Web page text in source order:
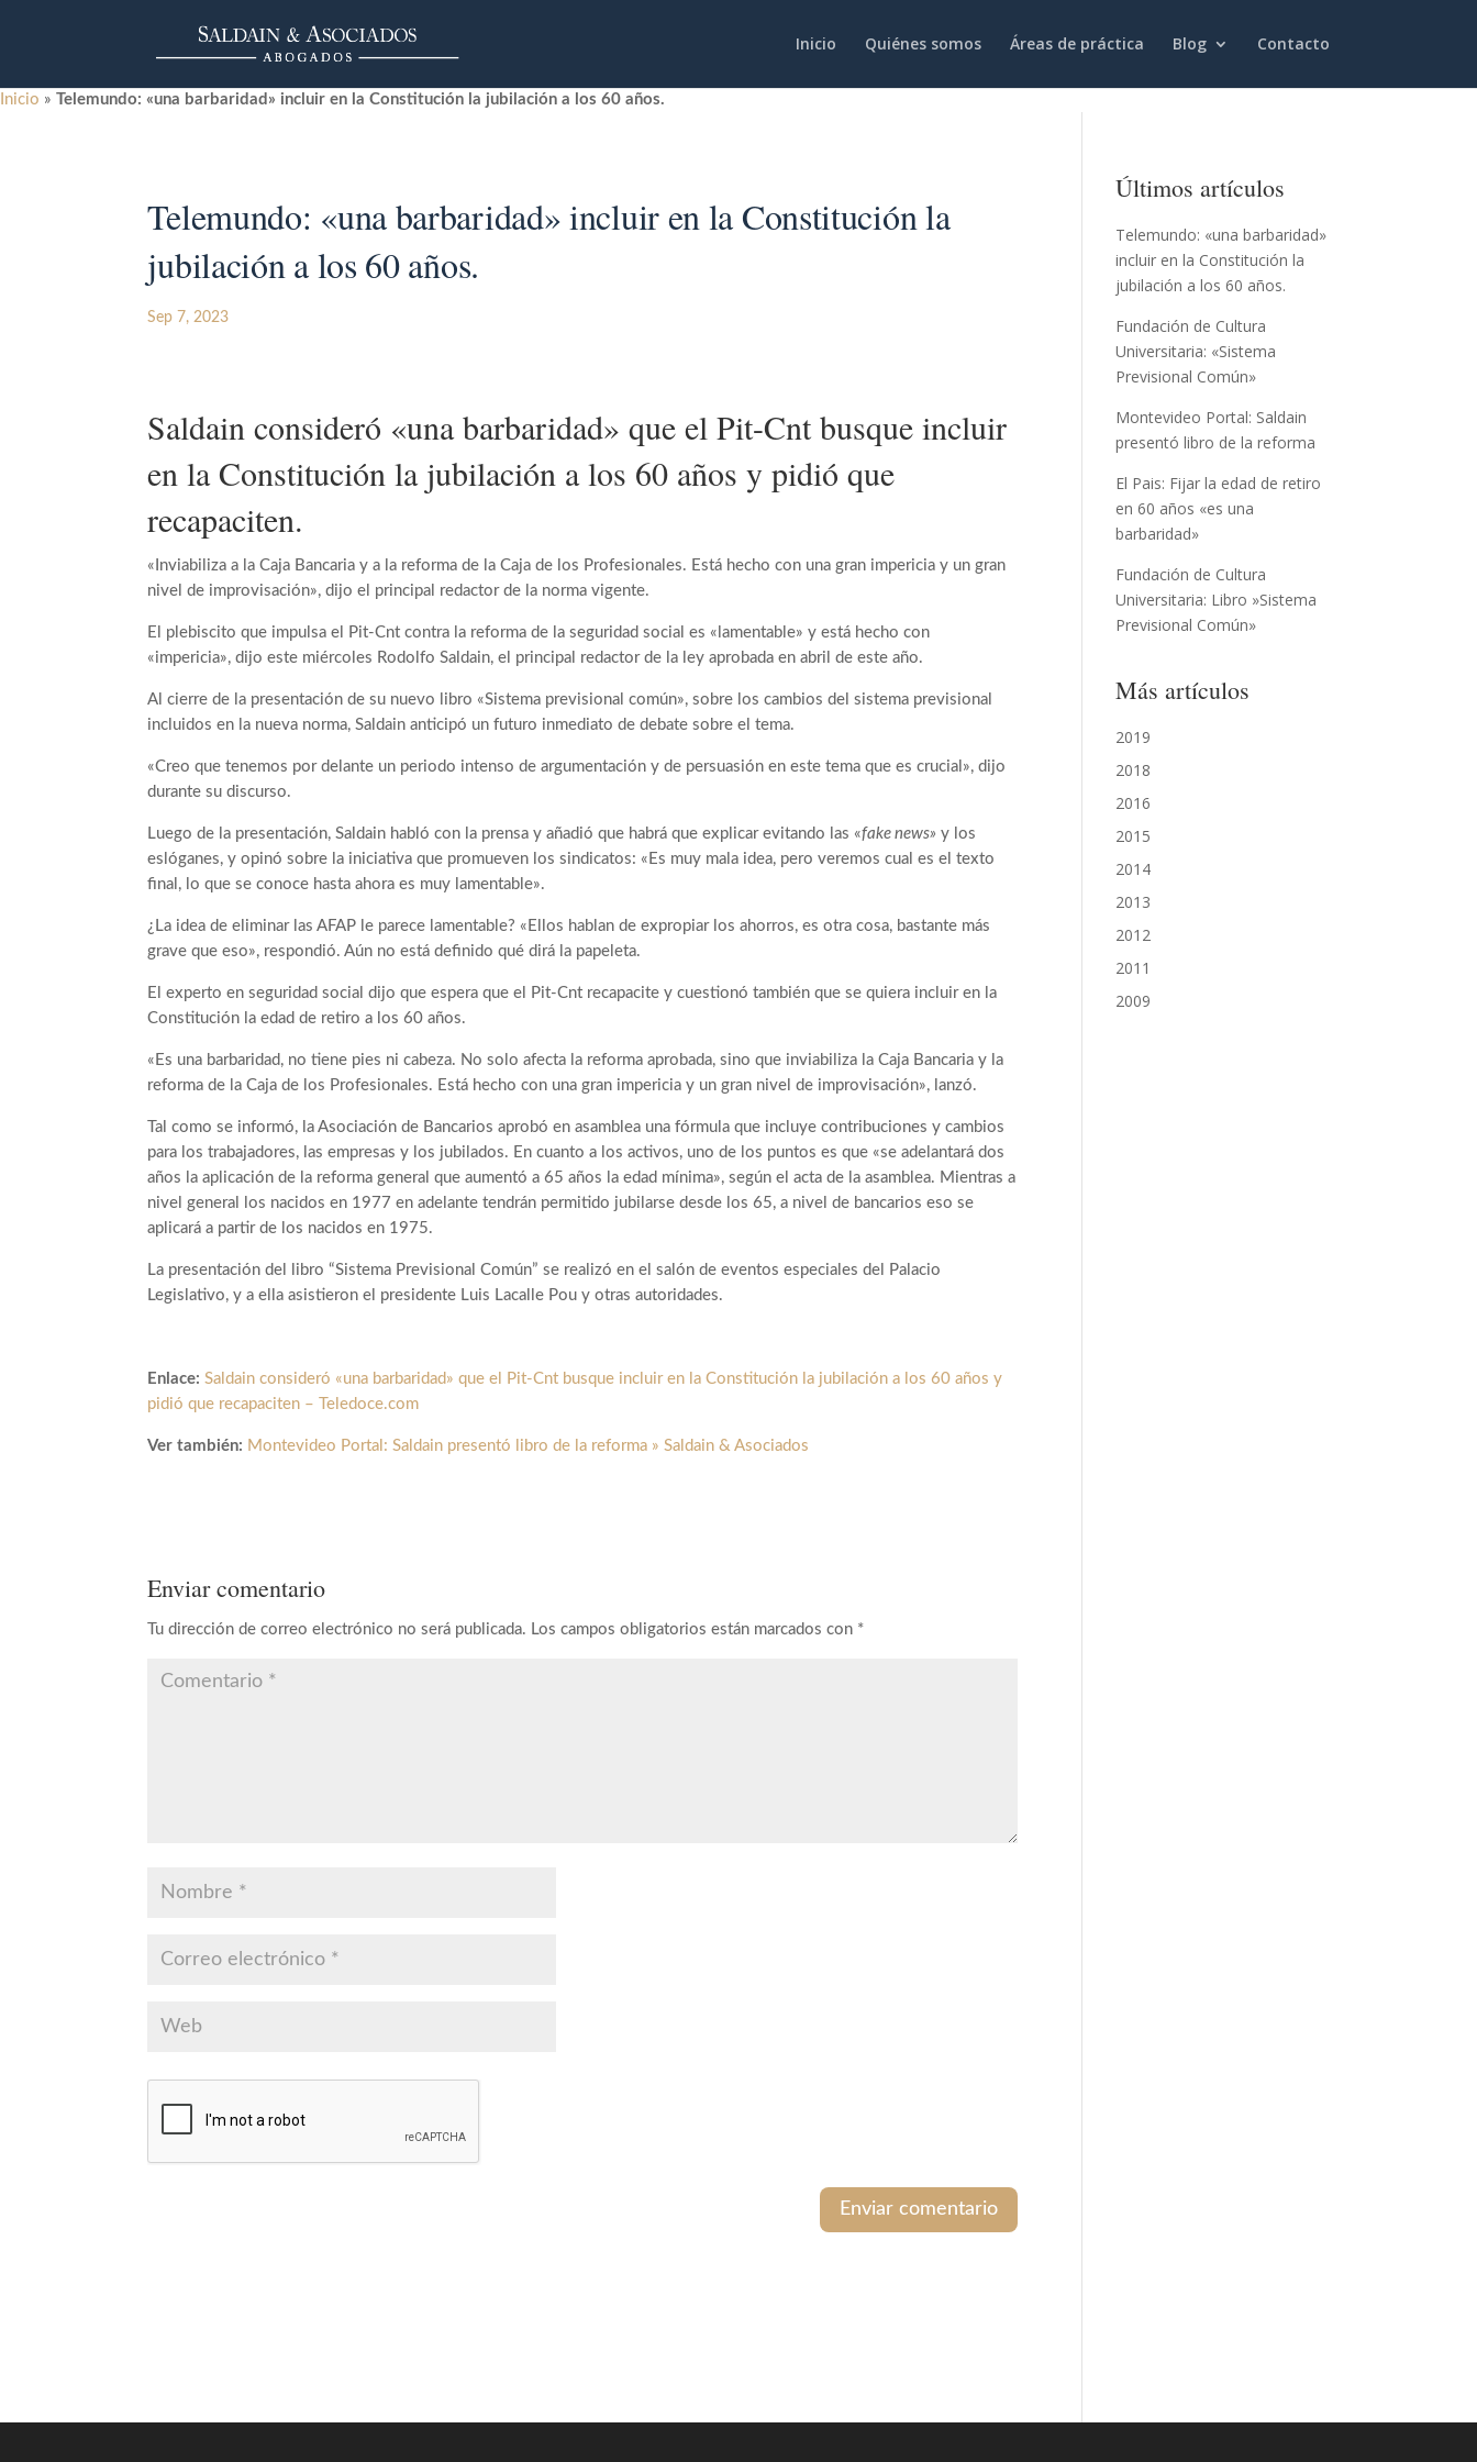
Inicio Quiénes somos Áreas de práctica Blog Contacto
Inicio » Telemundo: «una barbaridad» incluir en la Constitución la jubilación a los 60 años.
Telemundo: «una barbaridad» incluir en la Constitución la
jubilación a los 60 años.
Sep 7, 2023
Saldain consideró «una barbaridad» que el Pit-Cnt busque incluir
en la Constitución la jubilación a los 60 años y pidió que
recapaciten.
«Inviabiliza a la Caja Bancaria y a la reforma de la Caja de los Profesionales. Está hecho con una gran impericia y un gran
nivel de improvisación», dijo el principal redactor de la norma vigente.
El plebiscito que impulsa el Pit-Cnt contra la reforma de la seguridad social es «lamentable» y está hecho con
«impericia», dijo este miércoles Rodolfo Saldain, el principal redactor de la ley aprobada en abril de este año.
Al cierre de la presentación de su nuevo libro «Sistema previsional común», sobre los cambios del sistema previsional
incluidos en la nueva norma, Saldain anticipó un futuro inmediato de debate sobre el tema.
«Creo que tenemos por delante un periodo intenso de argumentación y de persuasión en este tema que es crucial», dijo
durante su discurso.
Luego de la presentación, Saldain habló con la prensa y añadió que habrá que explicar evitando las «fake news» y los
eslóganes, y opinó sobre la iniciativa que promueven los sindicatos: «Es muy mala idea, pero veremos cual es el texto
final, lo que se conoce hasta ahora es muy lamentable».
¿La idea de eliminar las AFAP le parece lamentable? «Ellos hablan de expropiar los ahorros, es otra cosa, bastante más
grave que eso», respondió. Aún no está definido qué dirá la papeleta.
El experto en seguridad social dijo que espera que el Pit-Cnt recapacite y cuestionó también que se quiera incluir en la
Constitución la edad de retiro a los 60 años.
«Es una barbaridad, no tiene pies ni cabeza. No solo afecta la reforma aprobada, sino que inviabiliza la Caja Bancaria y la
reforma de la Caja de los Profesionales. Está hecho con una gran impericia y un gran nivel de improvisación», lanzó.
Tal como se informó, la Asociación de Bancarios aprobó en asamblea una fórmula que incluye contribuciones y cambios
para los trabajadores, las empresas y los jubilados. En cuanto a los activos, uno de los puntos es que «se adelantará dos
años la aplicación de la reforma general que aumentó a 65 años la edad mínima», según el acta de la asamblea. Mientras a
nivel general los nacidos en 1977 en adelante tendrán permitido jubilarse desde los 65, a nivel de bancarios eso se
aplicará a partir de los nacidos en 1975.
La presentación del libro “Sistema Previsional Común” se realizó en el salón de eventos especiales del Palacio
Legislativo, y a ella asistieron el presidente Luis Lacalle Pou y otras autoridades.
Enlace:Saldain consideró «una barbaridad» que el Pit-Cnt busque incluir en la Constitución la jubilación a los 60 años y
pidió que recapaciten – Teledoce.com
Ver también: Montevideo Portal: Saldain presentó libro de la reforma » Saldain & Asociados
Enviar comentario
Tu dirección de correo electrónico no será publicada. Los campos obligatorios están marcados con *
Últimos artículos
Telemundo: «una barbaridad»
incluir en la Constitución la
jubilación a los 60 años.
Fundación de Cultura
Universitaria: «Sistema
Previsional Común»
Montevideo Portal: Saldain
presentó libro de la reforma
El Pais: Fijar la edad de retiro
en 60 años «es una
barbaridad»
Fundación de Cultura
Universitaria: Libro »Sistema
Previsional Común»
Más artículos
2019
2018
2016
2015
2014
2013
2012
2011
2009